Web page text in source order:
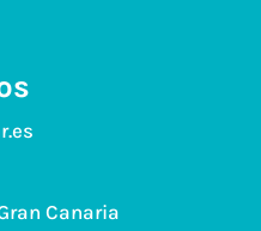
Canaria